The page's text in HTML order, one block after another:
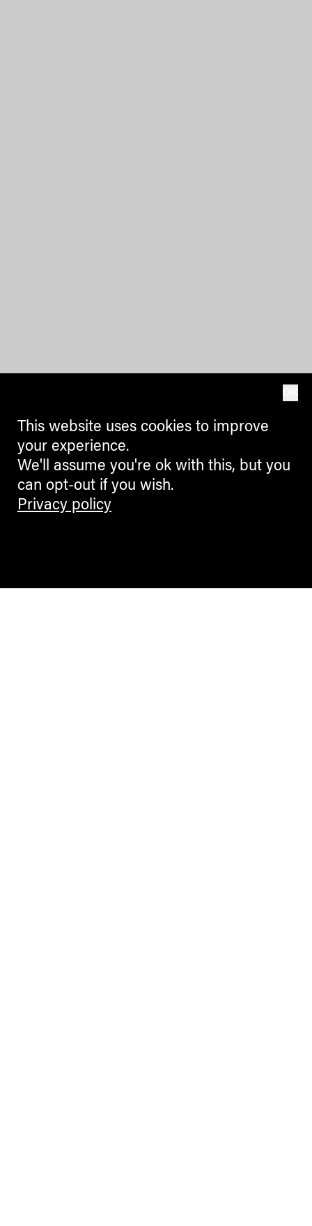
This website uses cookies to improve
your experience.
We'll assume you're ok with this, but you
can opt-out if you wish.
Privacy policy